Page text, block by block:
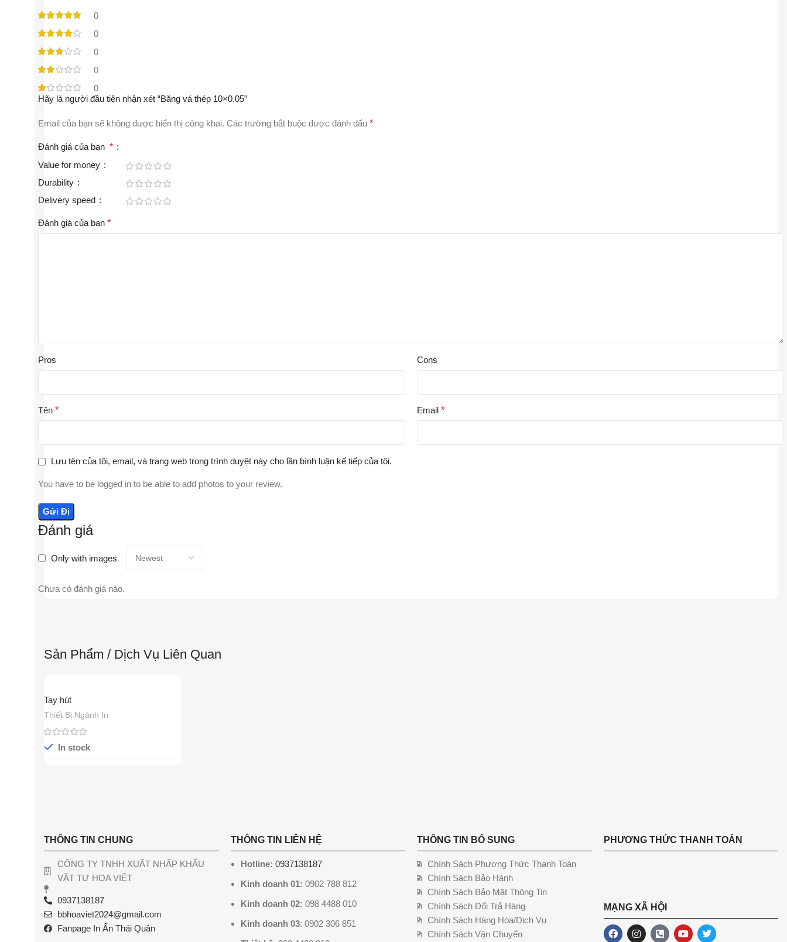
0
0
0
0
0
Đánh giá
Only with images
Chưa có đánh giá nào.
Hãy là người đầu tiên nhận xét “Băng vá thép 10×0.05”
Email của bạn sẽ không được hiển thị công khai. Các trường bắt buộc được đánh dấu *
Đánh giá của bạn *
Value for money
Durability
Delivery speed
Đánh giá của bạn *
Pros Cons
Tên * Email *
Lưu tên của tôi, email, và trang web trong trình duyệt này cho lần bình luận kế tiếp của tôi.
You have to be logged in to be able to add photos to your review.
Sản Phẩm / Dịch Vụ Liên Quan
Tay hút
Thiết Bị Ngành In
In stock
THÔNG TIN CHUNG
CÔNG TY TNHH XUẤT NHẬP KHẨU
VẬT TƯ HOA VIỆT
0937138187
bbhoaviet2024@gmail.com
Fanpage In Ấn Thái Quân
THÔNG TIN LIÊN HỆ
Hotline: 0937138187
Kinh doanh 01: 0902 788 812
Kinh doanh 02: 098 4488 010
Kinh doanh 03: 0902 306 851
THÔNG TIN BỔ SUNG
Chính Sách Phương Thức Thanh Toán
Chính Sách Bảo Hành
Chính Sách Bảo Mật Thông Tin
Chính Sách Đổi Trả Hàng
Chính Sách Hàng Hóa/Dịch Vụ
Chính Sách Vận Chuyển
PHƯƠNG THỨC THANH TOÁN
MẠNG XÃ HỘI